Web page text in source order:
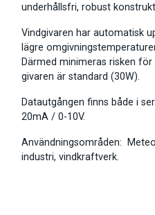
underhållsfri, robust
Vindgivaren har automatisk
lägre
Därmed minimeras risken för
givaren är standard (30W).
Datautgången finns både i
20mA / 0-10V.
Användningsområden:
industri, vindkraftverk.